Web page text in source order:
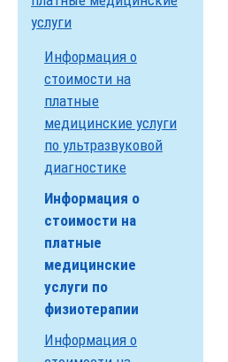
услуги
Информация о
стоимости на
платные
медицинские услуги
по ультразвуковой
диагностике
Информация о
стоимости на
платные
медицинские
услуги по
физиотерапии
Информация о